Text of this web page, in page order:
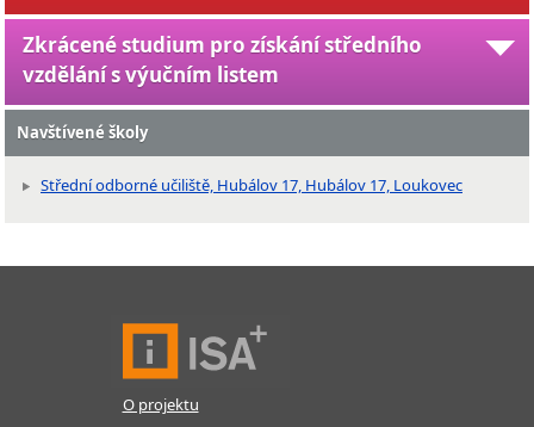
Zkrácené studium pro získání středního
vzdělání s výučním listem
Navštívené školy
Střední odborné učiliště, Hubálov 17, Hubálov 17, Loukovec
O projektu